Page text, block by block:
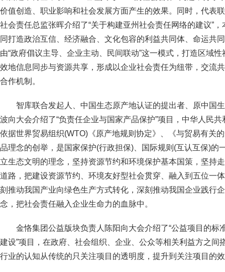
价值创造、职业影响和社会发展方面产生的效果。同时，代表
社会责任总监张晖介绍了“关于构建亚州社会责任网络的建议”，
同打造政治互信、经济融合、文化包容的利益共同体、命运共
由“政府倡议主导、企业主动、民间联动”这一模式，打造区域
效地信息同步与资源共享，形成以企业社会责任为纽带，交流
合作机制。
智库联合发起人、中国生态原产地认证的提出者、原中国
波向大会介绍了“负责任企业与国家产品保护”项目，中华人民
依据世界贸易组织(WTO)《原产地规则协定》、《与贸易有关
品理念的创举，是国家保护(行政担保)、国际规则(互认互保)的
立生态文明的理念，坚持资源节约和环境保护基本国策，坚持
道路，把建设资源节约、环境友好型社会贯穿、融入到五位一
刻推动我国产业向绿色生产方式转化，深刻推动我国企业践行
念，把社会责任融入企业生命力的血脉中。
金恪集团公益版块负责人陈阳向大会介绍了“公益项目的标
建设”项目，在政府、社会组织、企业、公众等相关利益方之间
行业的认知从传统的只关注项目的透明度，提升到关注项目的